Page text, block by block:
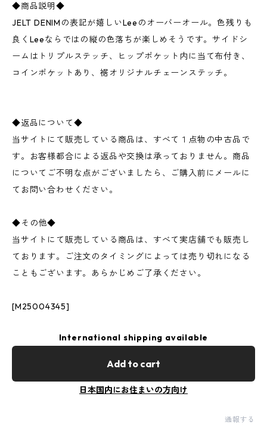
◆商品説明◆
JELT DENIMの表記が嬉しいLeeのオーバーオール。色残りも
良くLeeならではの縦の色落ちが楽しめそうです。サイドシ
ームはトリプルステッチ、ヒップポケット内に当て布付き、
コインポケットあり、裾オリジナルチェーンステッチ。
◆返品について◆
当サイトにて販売している商品は、すべて１点物の中古品で
す。お客様都合による返品や交換は承っておりません。商品
についてご不明な点がございましたら、ご購入前にメールに
てお問い合わせください。
◆その他◆
当サイトにて販売している商品は、すべて実店舗でも販売し
ております。ご注文のタイミングによっては売り切れになる
こともございます。あらかじめご了承ください。
[M25004345]
International shipping available
Add to cart
日本国内にお住まいの方向け
通報する